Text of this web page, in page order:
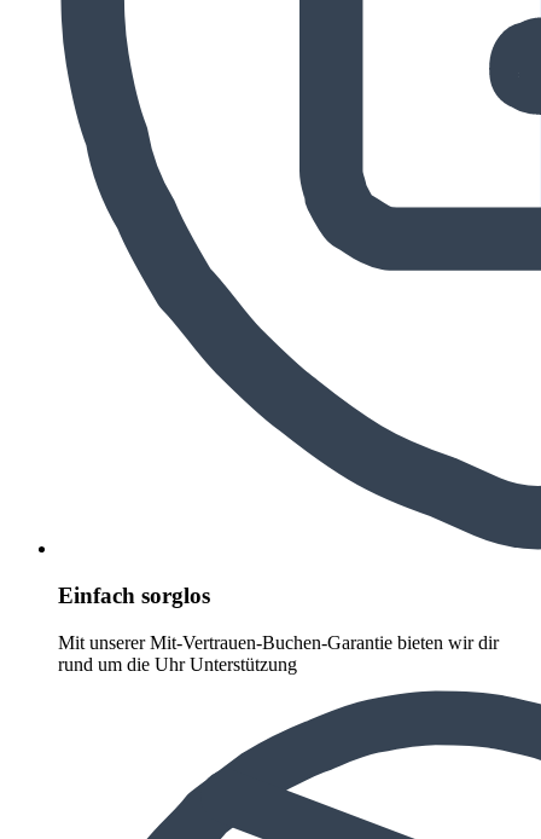
Einfach sorglos
Mit unserer Mit-Vertrauen-Buchen-Garantie bieten wir dir
rund um die Uhr Unterstützung